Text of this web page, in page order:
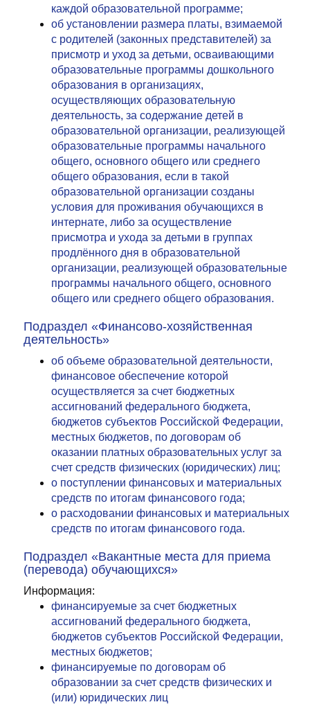
каждой образовательной программе;
об установлении размера платы, взимаемой
с родителей (законных представителей) за
присмотр и уход за детьми, осваивающими
образовательные программы дошкольного
образования в организациях,
осуществляющих образовательную
деятельность, за содержание детей в
образовательной организации, реализующей
образовательные программы начального
общего, основного общего или среднего
общего образования, если в такой
образовательной организации созданы
условия для проживания обучающихся в
интернате, либо за осуществление
присмотра и ухода за детьми в группах
продлённого дня в образовательной
организации, реализующей образовательные
программы начального общего, основного
общего или среднего общего образования.
Подраздел «Финансово-хозяйственная
деятельность»
об объеме образовательной деятельности,
финансовое обеспечение которой
осуществляется за счет бюджетных
ассигнований федерального бюджета,
бюджетов субъектов Российской Федерации,
местных бюджетов, по договорам об
оказании платных образовательных услуг за
счет средств физических (юридических) лиц;
о поступлении финансовых и материальных
средств по итогам финансового года;
о расходовании финансовых и материальных
средств по итогам финансового года.
Подраздел «Вакантные места для приема
(перевода) обучающихся»
Информация:
финансируемые за счет бюджетных
ассигнований федерального бюджета,
бюджетов субъектов Российской Федерации,
местных бюджетов;
финансируемые по договорам об
образовании за счет средств физических и
(или) юридических лиц